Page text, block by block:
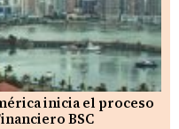
inicia el proceso
BSC